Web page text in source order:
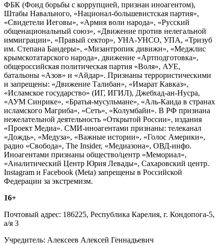
ФБК (Фонд борьбы с коррупцией, признан иноагентом),
Штабы Навального, «Национал-большевистская партия»,
«Свидетели Иеговы», «Армия воли народа», «Русский
общенациональный союз», «Движение против нелегальной
иммиграции», «Правый сектор», УНА-УНСО, УПА, «Тризуб
им. Степана Бандеры», «Мизантропик дивижн», «Меджлис
крымскотатарского народа», движение «Артподготовка»,
общероссийская политическая партия «Воля», АУЕ,
батальоны «Азов» и «Айдар». Признаны террористическими
и запрещены: «Движение Талибан», «Имарат Кавказ»,
«Исламское государство» (ИГ, ИГИЛ), Джебхад-ан-Нусра,
«АУМ Синрике», «Братья-мусульмане», «Аль-Каида в странах
исламского Магриба», «Сеть», «Колумбайн». В РФ признана
нежелательной деятельность «Открытой России», издания
«Проект Медиа». СМИ-иноагентами признаны: телеканал
«Дождь», «Медуза», «Важные истории», «Голос Америки»,
радио «Свобода», The Insider, «Медиазона», ОВД-инфо.
Иноагентами признаны общество/центр «Мемориал»,
«Аналитический Центр Юрия Левады», Сахаровский центр.
Instagram и Facebook (Metа) запрещены в Российской
Федерации за экстремизм.
16+
Почтовый адрес: 186225, Республика Карелия, г. Кондопога-5,
а/я 3
Учредитель: Алексеев Алексей Геннадьевич